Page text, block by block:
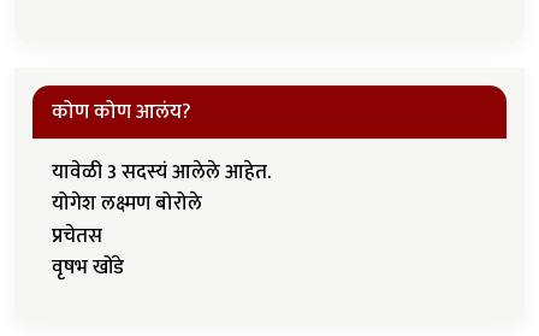
कोण कोण आलंय?
यावेळी 3 सदस्यं आलेले आहेत.
योगेश लक्ष्मण बोरोले
प्रचेतस
वृषभ खोंडे